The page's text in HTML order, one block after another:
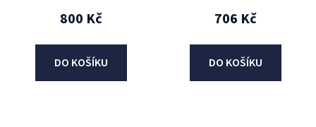
800 Kč
DO KOŠÍKU
706 Kč
DO KOŠÍKU